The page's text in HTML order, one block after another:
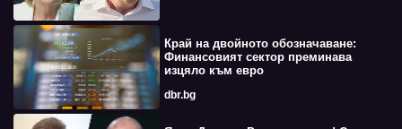
Край на двойното обозначаване:
Финансовият сектор преминава
изцяло към евро
dbr.bg